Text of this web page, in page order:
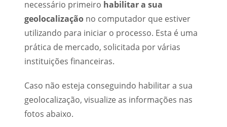
necessário primeiro habilitar a sua
geolocalizaçãono computador que estiver
utilizando para iniciar o processo. Esta é uma
prática de mercado, solicitada por várias
instituições financeiras.
Caso não esteja conseguindo habilitar a sua
geolocalização, visualize as informações nas
fotos abaixo.